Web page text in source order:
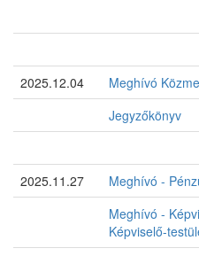
2025.12.04
Meghívó
Jegyzőkönyv
2025.11.27
Meghívó -
Meghívó -
Képviselő-